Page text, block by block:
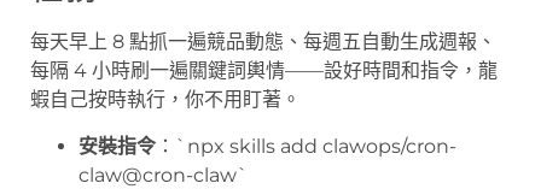
每天早上 8 點抓一遍競品動態、每週五自動生成週報、
每隔 4 小時刷一遍關鍵詞輿情——設好時間和指令，龍
蝦自己按時執行，你不用盯著。
安裝指令 ：`npx skills add clawops/cron-
claw@cron-claw`